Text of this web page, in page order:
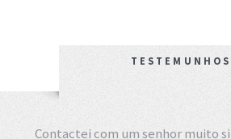
TESTEMUNHOS
Contactei com um senhor muito